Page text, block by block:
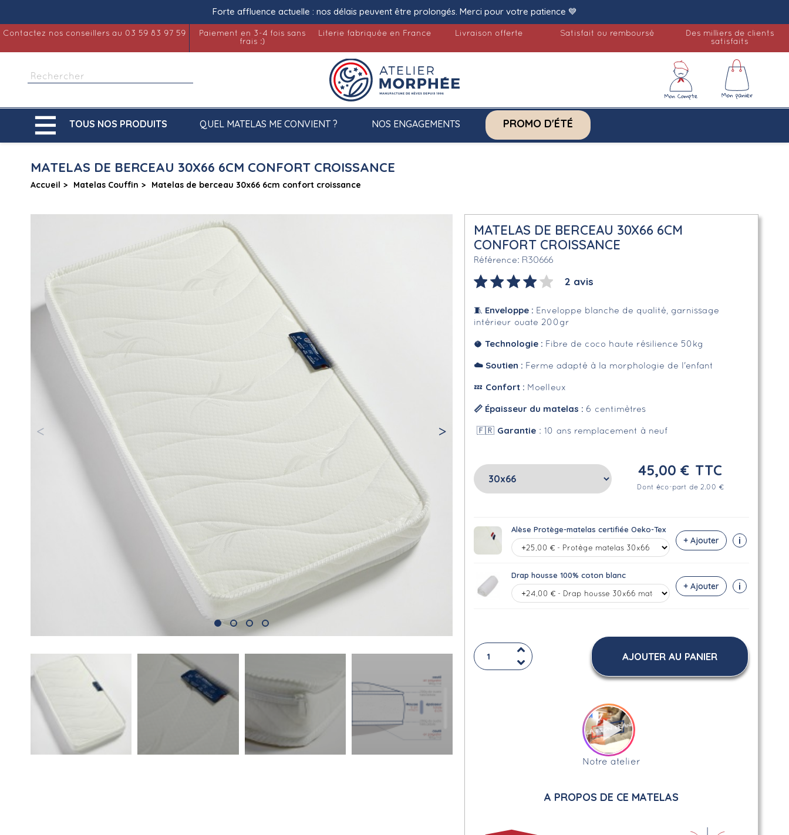
Forte affluence actuelle : nos délais peuvent être prolongés. Merci pour votre patience 💙
Contactez nos conseillers au 03 59 83 97 59
Paiement en 3-4 fois sans
frais :)
Literie fabriquée en France Livraison offerte Satisfait ou remboursé
Des milliers de clients
satisfaits
 TOUS NOS PRODUITS QUEL MATELAS ME CONVIENT ? NOS ENGAGEMENTS PROMO D'ÉTÉ
MATELAS DE BERCEAU 30X66 6CM CONFORT CROISSANCE
Accueil Matelas Couffin Matelas de berceau 30x66 6cm confort croissance
MATELAS DE BERCEAU 30X66 6CM
CONFORT CROISSANCE
Référence R30666
2 avis
🧵 Enveloppe : Enveloppe blanche de qualité, garnissage
intérieur ouate 200gr
🥥 Technologie : Fibre de coco haute résilience 50kg
☁️ Soutien : Ferme adapté à la morphologie de l'enfant
💤 Confort : Moelleux
📏 Épaisseur du matelas : 6 centimètres
🇫🇷 Garantie : 10 ans remplacement à neuf
45,00 € TTC
Dont éco-part de 2.00 €
Alèse Protège-matelas certifiée Oeko-Tex
+ Ajouter i
Drap housse 100% coton blanc
+ Ajouter i
AJOUTER AU PANIER
Notre atelier
A PROPOS DE CE MATELAS